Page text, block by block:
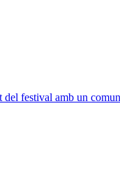
del festival amb un